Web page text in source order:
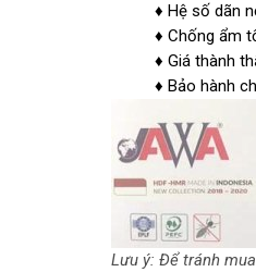
♦ Hệ số dãn
♦ Chống ẩm
♦ Giá thành
♦ Bảo hành
Lưu ý: Để tránh